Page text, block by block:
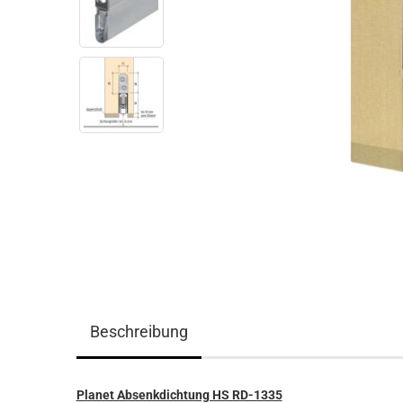
Beschreibung
Planet Absenkdichtung HS RD-1335